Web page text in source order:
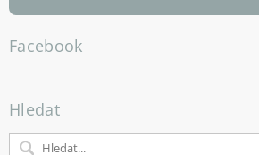
Facebook
Hledat